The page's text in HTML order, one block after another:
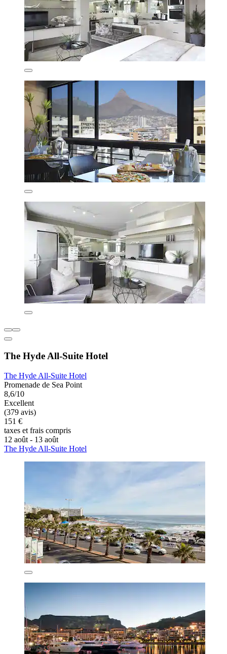
The Hyde All-Suite Hotel
The Hyde All-Suite Hotel
Promenade de Sea Point
8,6/10
Excellent
(379 avis)
151 €
taxes et frais compris
12 août - 13 août
The Hyde All-Suite Hotel